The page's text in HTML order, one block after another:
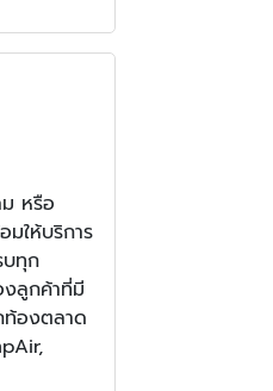
หรือ
มให้บริการ
บทุก
ลูกค้าที่มี
ท้องตลาด